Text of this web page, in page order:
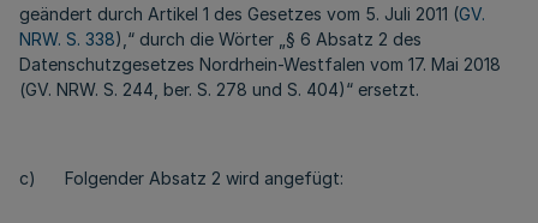
geändert durch Artikel 1 des Gesetzes vom 5. Juli 2011 (GV.
NRW. S. 338),“ durch die Wörter „§ 6 Absatz 2 des
Datenschutzgesetzes Nordrhein-Westfalen vom 17. Mai 2018
(GV. NRW. S. 244, ber. S. 278 und S. 404)“ ersetzt.
c) Folgender Absatz 2 wird angefügt: